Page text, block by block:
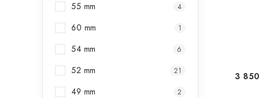
55 mm 4
60 mm 1
54 mm 6
52 mm 21
49 mm 2
3